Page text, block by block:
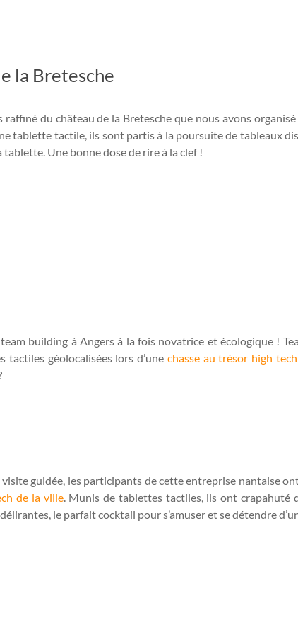
la Bretesche
raffiné du château de la Bretesche que nous avons
tablette tactile, ils sont partis à la poursuite de tableaux
tablette. Une bonne dose de rire à la clef !
building à Angers à la fois novatrice et écologique !
géolocalisées lors d’une chasse au trésor high
visite guidée, les participants de cette entreprise nantaise
de la ville. Munis de tablettes tactiles, ils ont crapahuté
le parfait cocktail pour s’amuser et se détendre